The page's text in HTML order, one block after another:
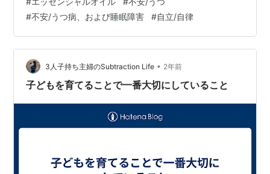
て 生きていきたいかが少しわかり自分の メンタルの支え
になってくれると思います。 アロマもその一つです。 良
い香りに包まれていたり 困った時のお守りを 持ってるだ
けでほんの少し 安心感が増えます。 私は人より恐怖心が
強く パニック…
#不安/うつ病、および睡眠障害 #自立/自律
3人子持ち主婦のSubtraction Life • 2年前
子どもを育てることで一番大切にしていること